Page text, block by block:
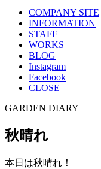
COMPANY SITE
INFORMATION
STAFF
WORKS
BLOG
Instagram
Facebook
CLOSE
GARDEN DIARY
秋晴れ
本日は秋晴れ！